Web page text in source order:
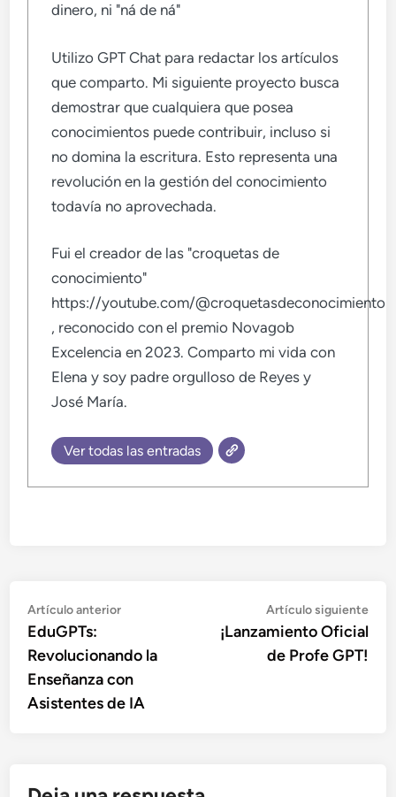
dinero, ni "ná de ná"
Utilizo GPT Chat para redactar los artículos
que comparto. Mi siguiente proyecto busca
demostrar que cualquiera que posea
conocimientos puede contribuir, incluso si
no domina la escritura. Esto representa una
revolución en la gestión del conocimiento
todavía no aprovechada.
Fui el creador de las "croquetas de
conocimiento"
https://youtube.com/@croquetasdeconocimiento
, reconocido con el premio Novagob
Excelencia en 2023. Comparto mi vida con
Elena y soy padre orgulloso de Reyes y
José María.
Ver todas las entradas
Navegación
de
entradas
Artículo anteriorArtículo
EduGPTs:
Revolucionando la
Enseñanza con
Asistentes de IA
Artículo siguiente
¡Lanzamiento Oficial
de Profe GPT!